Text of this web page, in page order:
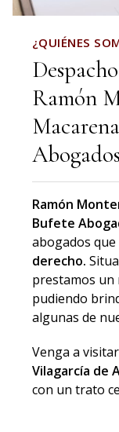
¿QUIÉNES
Ramón
Abogados
Ramón
Bufete
abogados que
derecho.
prestamos un
pudiendo
algunas de
Venga a
Vilagarcía de
con un trato